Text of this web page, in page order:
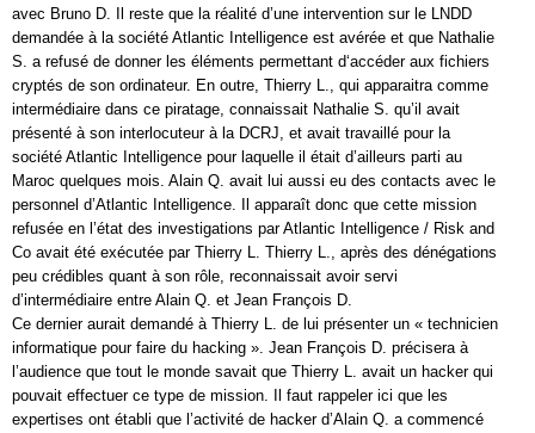
avec Bruno D. Il reste que la réalité d’une intervention sur le LNDD
demandée à la société Atlantic Intelligence est avérée et que Nathalie
S. a refusé de donner les éléments permettant d‘accéder aux fichiers
cryptés de son ordinateur. En outre, Thierry L., qui apparaitra comme
intermédiaire dans ce piratage, connaissait Nathalie S. qu’il avait
présenté à son interlocuteur à la DCRJ, et avait travaillé pour la
société Atlantic Intelligence pour laquelle il était d’ailleurs parti au
Maroc quelques mois. Alain Q. avait lui aussi eu des contacts avec le
personnel d’Atlantic Intelligence. Il apparaît donc que cette mission
refusée en l’état des investigations par Atlantic Intelligence / Risk and
Co avait été exécutée par Thierry L. Thierry L., après des dénégations
peu crédibles quant à son rôle, reconnaissait avoir servi
d’intermédiaire entre Alain Q. et Jean François D.
Ce dernier aurait demandé à Thierry L. de lui présenter un « technicien
informatique pour faire du hacking ». Jean François D. précisera à
l’audience que tout le monde savait que Thierry L. avait un hacker qui
pouvait effectuer ce type de mission. Il faut rappeler ici que les
expertises ont établi que l’activité de hacker d’Alain Q. a commencé